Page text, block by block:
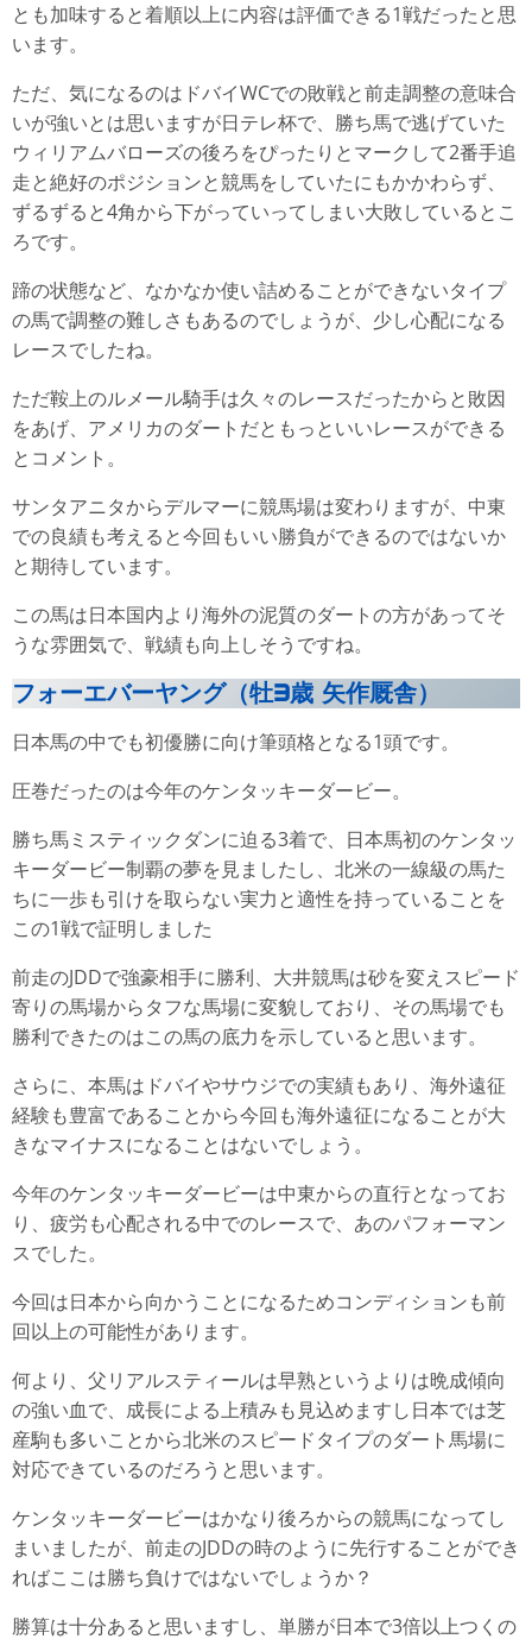
とも加味すると着順以上に内容は評価できる1戦だったと思
います。
ただ、気になるのはドバイWCでの敗戦と前走調整の意味合
いが強いとは思いますが日テレ杯で、勝ち馬で逃げていた
ウィリアムバローズの後ろをぴったりとマークして2番手追
走と絶好のポジションと競馬をしていたにもかかわらず、
ずるずると4角から下がっていってしまい大敗しているとこ
ろです。
蹄の状態など、なかなか使い詰めることができないタイプ
の馬で調整の難しさもあるのでしょうが、少し心配になる
レースでしたね。
ただ鞍上のルメール騎手は久々のレースだったからと敗因
をあげ、アメリカのダートだともっといいレースができる
とコメント。
サンタアニタからデルマーに競馬場は変わりますが、中東
での良績も考えると今回もいい勝負ができるのではないか
と期待しています。
この馬は日本国内より海外の泥質のダートの方があってそ
うな雰囲気で、戦績も向上しそうですね。
フォーエバーヤング（牡3歳 矢作厩舎）
日本馬の中でも初優勝に向け筆頭格となる1頭です。
圧巻だったのは今年のケンタッキーダービー。
勝ち馬ミスティックダンに迫る3着で、日本馬初のケンタッ
キーダービー制覇の夢を見ましたし、北米の一線級の馬た
ちに一歩も引けを取らない実力と適性を持っていることを
この1戦で証明しました
前走のJDDで強豪相手に勝利、大井競馬は砂を変えスピード
寄りの馬場からタフな馬場に変貌しており、その馬場でも
勝利できたのはこの馬の底力を示していると思います。
さらに、本馬はドバイやサウジでの実績もあり、海外遠征
経験も豊富であることから今回も海外遠征になることが大
きなマイナスになることはないでしょう。
今年のケンタッキーダービーは中東からの直行となってお
り、疲労も心配される中でのレースで、あのパフォーマン
スでした。
今回は日本から向かうことになるためコンディションも前
回以上の可能性があります。
何より、父リアルスティールは早熟というよりは晩成傾向
の強い血で、成長による上積みも見込めますし日本では芝
産駒も多いことから北米のスピードタイプのダート馬場に
対応できているのだろうと思います。
ケンタッキーダービーはかなり後ろからの競馬になってし
まいましたが、前走のJDDの時のように先行することができ
ればここは勝ち負けではないでしょうか？
勝算は十分あると思いますし、単勝が日本で3倍以上つくの